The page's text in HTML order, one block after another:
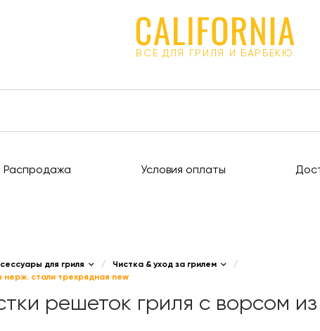
ВСЕ ДЛЯ ГРИЛЯ И БАРБЕКЮ
Распродажа Условия оплаты
для гриля / Чистка & уход за грилем
/
нерж. стали трехрядная new
решеток гриля с ворсом